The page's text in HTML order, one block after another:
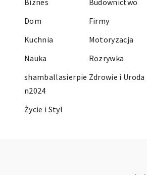
Biznes
Budownictwo
Dom
Firmy
Kuchnia
Motoryzacja
Nauka
Rozrywka
shamballasierpie
n2024
Zdrowie i Uroda
Życie i Styl